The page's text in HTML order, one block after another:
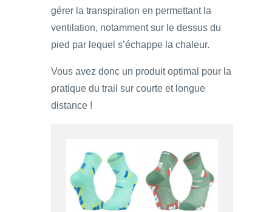
gérer la transpiration en permettant la
ventilation, notamment sur le dessus du
pied par lequel s’échappe la chaleur.
Vous avez donc un produit optimal pour la
pratique du trail sur courte et longue
distance !